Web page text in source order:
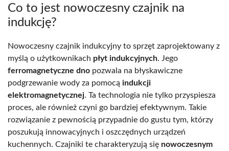
Co to jest nowoczesny czajnik na
indukcję?
Nowoczesny czajnik indukcyjny to sprzęt zaprojektowany z
myślą o użytkownikach płyt indukcyjnych. Jego
ferromagnetyczne dno pozwala na błyskawiczne
podgrzewanie wody za pomocą indukcji
elektromagnetycznej. Ta technologia nie tylko przyspiesza
proces, ale również czyni go bardziej efektywnym. Takie
rozwiązanie z pewnością przypadnie do gustu tym, którzy
poszukują innowacyjnych i oszczędnych urządzeń
kuchennych. Czajniki te charakteryzują się nowoczesnym